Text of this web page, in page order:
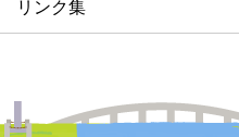
リンク集